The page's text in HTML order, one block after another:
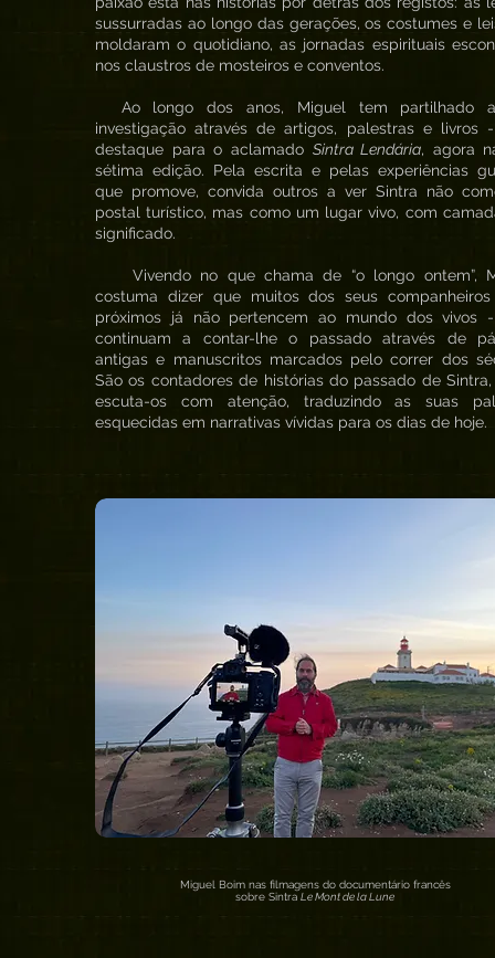
sussurradas ao longo das gerações, os costumes e
moldaram o quotidiano, as jornadas espirituais
nos claustros de mosteiros e conventos.
Ao longo dos anos, Miguel tem partilhado
investigação através de artigos, palestras e livros
destaque para o aclamado Sintra Lendária, agora
sétima edição. Pela escrita e pelas experiências
que promove, convida outros a ver Sintra não
postal turístico, mas como um lugar vivo, com
significado.
Vivendo no que chama de “o longo ontem”,
costuma dizer que muitos dos seus
próximos já não pertencem ao mundo dos vivos
continuam a contar-lhe o passado através de
antigas e manuscritos marcados pelo correr dos
São os contadores de histórias do passado de
escuta-os com atenção, traduzindo as suas
esquecidas em narrativas vívidas para os dias de hoje.
Miguel Boim nas filmagens do documentário francês
sobre Sintra Le Mont de la Lune